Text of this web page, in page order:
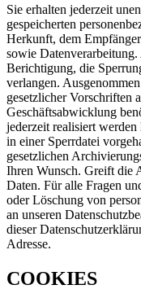
Sie erhalten jederzeit
gespeicherten
Herkunft, dem
sowie
Berichtigung, die
verlangen.
gesetzlicher Vorschriften
Geschäftsabwicklung
jederzeit realisiert
in einer Sperrdatei
gesetzlichen
Ihren Wunsch. Greift die
Daten. Für alle Fragen
oder Löschung von
an unseren
dieser
Adresse.
COOKIES